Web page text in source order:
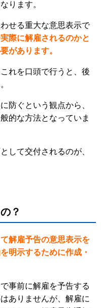
ります。
せる重大な意思表示で
際に解雇されるのかと
があります。
れを口頭で行うと、後
防ぐという観点から、
的な方法となっていま
して交付されるのが、
？
解雇予告の意思表示を
明示するために作成・
事前に解雇を予告する
ありませんが、解雇に